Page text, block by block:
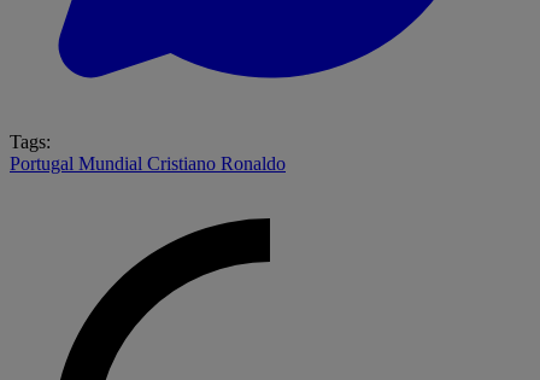
Tags:
Portugal Mundial Cristiano Ronaldo